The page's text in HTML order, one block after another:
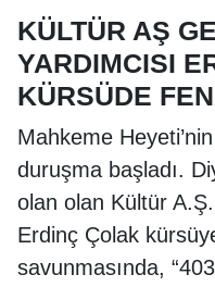
KÜLTÜR AŞ
YARDIMCISI
KÜRSÜDE
Mahkeme
duruşma başladı.
olan olan Kültür
Erdinç Çolak
savunmasında,